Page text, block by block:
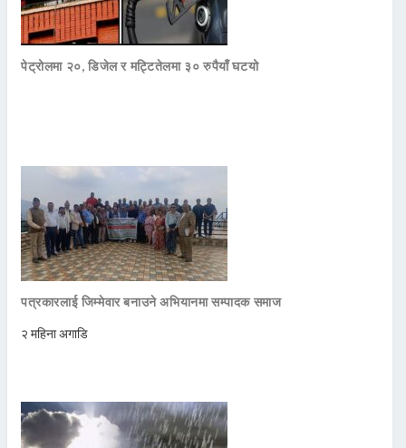
पेट्रोलमा २०, डिजेल र मट्टितेलमा ३० रुपैयाँ घटयो
पत्रकारलाई जिम्मेवार बनाउने अभियानमा सम्पादक समाज
२ महिना अगाडि